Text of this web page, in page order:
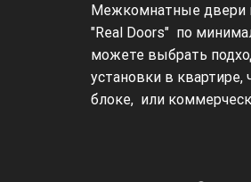
Межкомнатные двери
"Real Doors" по
можете выбрать
установки в
блоке, или